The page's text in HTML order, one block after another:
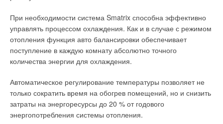
При необходимости система Smatrix способна эффективно
управлять процессом охлаждения. Как и в случае с режимом
отопления функция авто балансировки обеспечивает
поступление в каждую комнату абсолютно точного
количества энергии для охлаждения.
Автоматическое регулирование температуры позволяет не
только сократить время на обогрев помещений, но и снизить
затраты на энергоресурсы до 20 % от годового
энергопотребления системы отопления.
помогло значительно повысить уровень подготовки
производственного персонала для обеспечения
трансфера мировых технологий производства
специализированных жиров и маргаринов. Несмотря
на сложную макроэкономическую ситуацию, при
наращивать объёмы производства и экспорта, что
позволит Казахстану уже к 2025 году стать ключевым
поставщиком масложировой продукции в Центральной
и Средней Азии.
материалам для зданий. При этом существенную роль здесь
играют также противопожарные свойства материала.
На систему теплоизоляции, а в центральной части цеха
прямо на грунт, уложена стальная сетка, на которой
х 3 мм. Это пятислойная труба следующей конструкции:
наружный слой PE-Xc, соединительный слой, слой защиты от
диффузии кислорода EVOH, соединительный слой и PE-Xc.
Для удобства монтажа использовались пластиковые трубы в